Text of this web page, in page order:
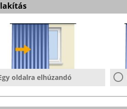
oldalra elhúzandó